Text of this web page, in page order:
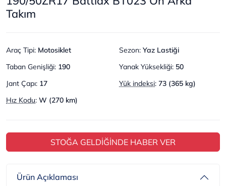
Takım
Araç Tipi: Motosiklet Sezon: Yaz Lastiği
Taban Genişliği: 190 Yanak Yüksekliği: 50
Jant Çapı: 17 Yük indeksi: 73 (365 kg)
Hız Kodu: W (270 km)
STOĞA GELDİĞİNDE HABER VER
Ürün Açıklaması